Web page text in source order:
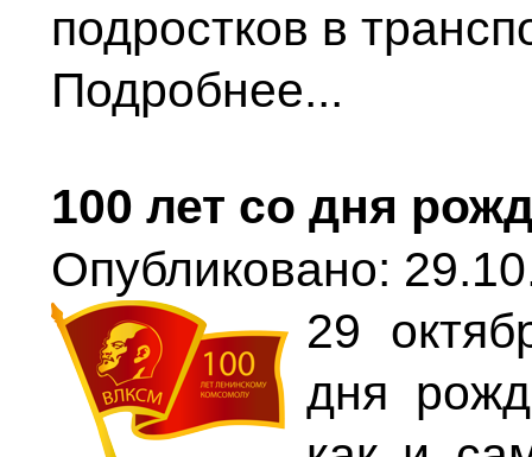
подростков в
Подробнее...
100 лет со дня
Опубликовано:
29
дня